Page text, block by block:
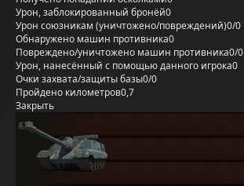
Урон, заблокированный бронёй0
Урон союзникам (уничтожено/повреждений)0/0
Обнаружено машин противника0
Повреждено/уничтожено машин противника0/0
Урон, нанесённый с помощью данного игрока0
Очки захвата/защиты базы0/0
Пройдено километров0,7
Закрыть